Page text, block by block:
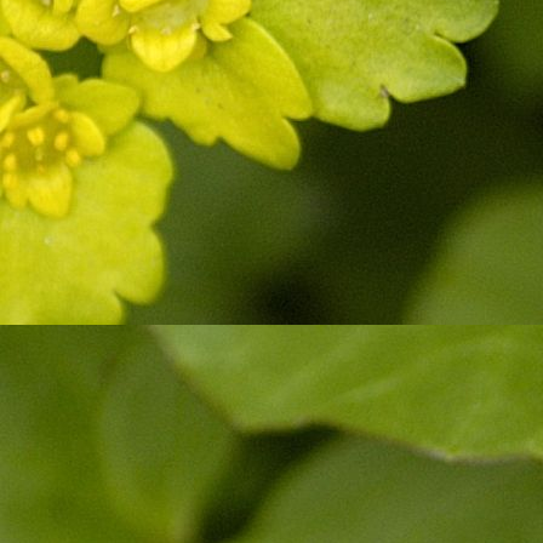
Pärnu ÜhisG(34)
Pärnu Vanalinna PK(23)
Pärnu Vanalinna PK2 (1)
Peetri PK
Puiga PK 1(7)
Raasiku PK
Rakvere EraG(20)
Rakvere Linna AK(9)
Rakvere Linna AK 1 (3)
Rannu Keskkool
(13)
Raudna PK
Risti PK
Ruhnu PK
Ruusa PK
Ruusmäe kool
(15)
Seljametsa LA-AK (7)
Suure-Jaani G (8)
Suure-Jaani G 3
(4)
(31)
(14)
(22)